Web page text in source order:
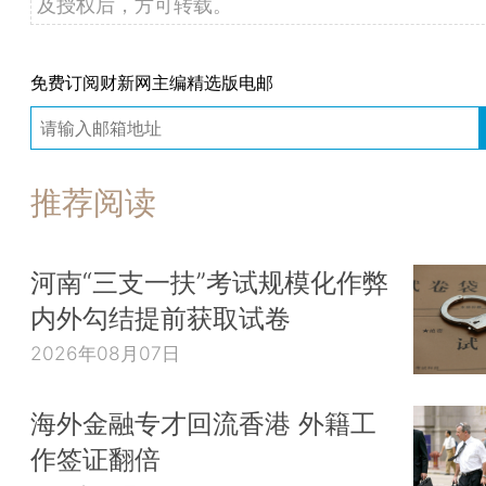
免费订阅财新网主编精选版电邮
推荐阅读
河南“三支一扶”考试规模化作弊
内外勾结提前获取试卷
2026年08月07日
海外金融专才回流香港 外籍工
作签证翻倍